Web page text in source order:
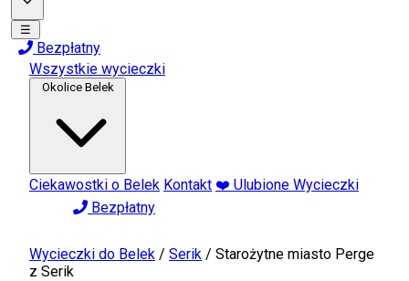
☰
Bezpłatny
Wszystkie wycieczki
Okolice Belek
Ciekawostki o Belek Kontakt ❤️ Ulubione Wycieczki
Bezpłatny
Wycieczki do Belek / Serik / Starożytne miasto Perge
z Serik